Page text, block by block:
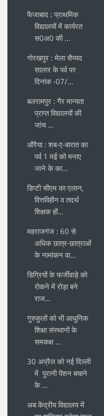
फैजाबाद : प्राथमिक
विद्यालयों में कार्यरत
स0अ0 की ...
गोरखपुर : मेला सैय्यद
सालार के पर्व पर
दिनांक -07/...
बलरामपुर : गैर मान्यता
प्राप्त विद्यालयों की
जांच ...
औरैया : शब-ए-बारात का
पर्व 1 मई को मनाए
जाने के का...
डिप्टी सीएम का एलान,
वित्तविहीन व तदर्थ
शिक्षक हों...
महराजगंज : 60 से
अधिक छात्र-छात्राओं
के नामांकन वा...
डिग्रियों के फर्जीवाड़े को
रोकने में रोड़ा बने
राज...
गुरुकुलों को भी आधुनिक
शिक्षा संस्थानों के
समकक्ष ...
30 अप्रैल को नई दिल्ली
में पुरानी पेंशन बचाने
के ...
अब केंद्रीय विद्यालय में